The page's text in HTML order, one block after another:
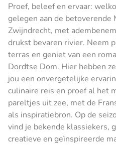
Proef, beleef en ervaar:
gelegen aan de betoverende
Zwijndrecht, met
drukst bevaren rivier. Neem
terras en geniet van een
Dordtse Dom. Hier hebben
jou een onvergetelijke
culinaire reis en proef al het
pareltjes uit zee, met de
als inspiratiebron. Op de
vind je bekende klassiekers,
creatieve en geïnspireerde